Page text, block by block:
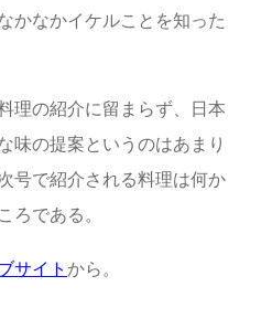
かなかイケルことを知った
理の紹介に留まらず、日本
味の提案というのはあまり
号で紹介される料理は何か
ろである。
サイト から。